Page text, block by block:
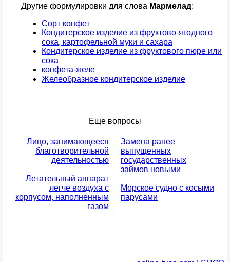
Другие формулировки для слова Мармелад:
Сорт конфет
Кондитерское изделие из фруктово-ягодного
сока, картофельной муки и сахара
Кондитерское изделие из фруктового пюре или
сока
конфета-желе
Желеобразное кондитерское изделие
Еще вопросы
Лицо, занимающееся
благотворительной
деятельностью
Летательный аппарат
легче воздуха с
корпусом, наполненным
газом
Замена ранее
выпущенных
государственных
займов новыми
Морское судно с косыми
парусами